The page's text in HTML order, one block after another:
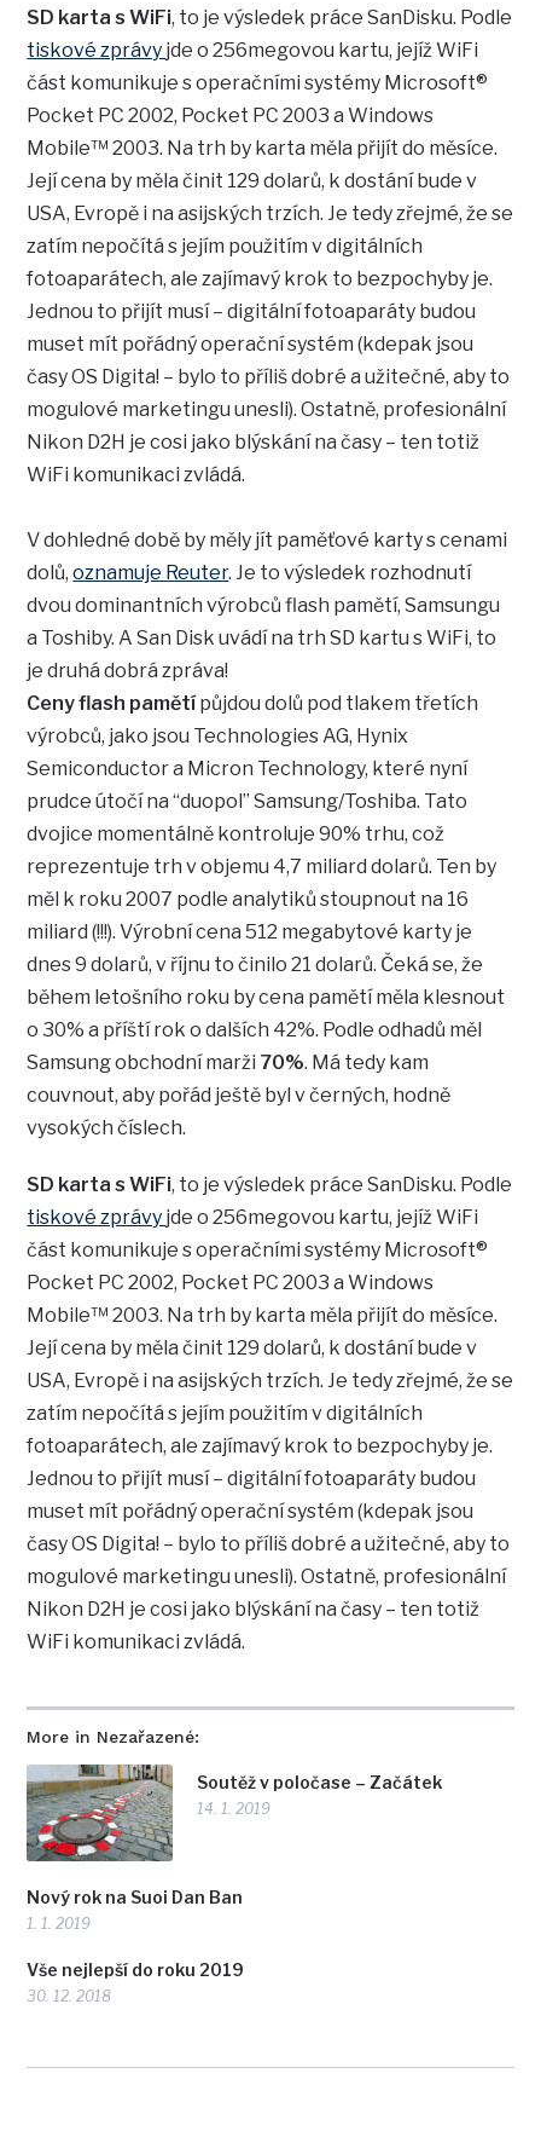
More in Nezařazené:
Soutěž v poločase – Začátek
14. 1. 2019
Nový rok na Suoi Dan Ban
1. 1. 2019
Vše nejlepší do roku 2019
30. 12. 2018
SD karta s WiFi, to je výsledek práce SanDisku. Podle
tiskové zprávy jde o 256megovou kartu, jejíž WiFi
část komunikuje s operačními systémy Microsoft®
Pocket PC 2002, Pocket PC 2003 a Windows
Mobile™ 2003. Na trh by karta měla přijít do měsíce.
Její cena by měla činit 129 dolarů, k dostání bude v
USA, Evropě i na asijských trzích. Je tedy zřejmé, že se
zatím nepočítá s jejím použitím v digitálních
fotoaparátech, ale zajímavý krok to bezpochyby je.
Jednou to přijít musí – digitální fotoaparáty budou
muset mít pořádný operační systém (kdepak jsou
časy OS Digita! – bylo to příliš dobré a užitečné, aby to
mogulové marketingu unesli). Ostatně, profesionální
Nikon D2H je cosi jako blýskání na časy – ten totiž
WiFi komunikaci zvládá.
V dohledné době by měly jít paměťové karty s cenami
dolů,oznamuje Reuter. Je to výsledek rozhodnutí
dvou dominantních výrobců flash pamětí, Samsungu
a Toshiby. A San Disk uvádí na trh SD kartu s WiFi, to
je druhá dobrá zpráva!
Ceny flash pamětípůjdou dolů pod tlakem třetích
výrobců, jako jsou Technologies AG, Hynix
Semiconductor a Micron Technology, které nyní
prudce útočí na “duopol” Samsung/Toshiba. Tato
dvojice momentálně kontroluje 90% trhu, což
reprezentuje trh v objemu 4,7 miliard dolarů. Ten by
měl k roku 2007 podle analytiků stoupnout na 16
miliard (!!!). Výrobní cena 512 megabytové karty je
dnes 9 dolarů, v říjnu to činilo 21 dolarů. Čeká se, že
během letošního roku by cena pamětí měla klesnout
o 30% a příští rok o dalších 42%. Podle odhadů měl
Samsung obchodní marži 70%. Má tedy kam
couvnout, aby pořád ještě byl v černých, hodně
vysokých číslech.
SD karta s WiFi, to je výsledek práce SanDisku. Podle
tiskové zprávy jde o 256megovou kartu, jejíž WiFi
část komunikuje s operačními systémy Microsoft®
Pocket PC 2002, Pocket PC 2003 a Windows
Mobile™ 2003. Na trh by karta měla přijít do měsíce.
Její cena by měla činit 129 dolarů, k dostání bude v
USA, Evropě i na asijských trzích. Je tedy zřejmé, že se
zatím nepočítá s jejím použitím v digitálních
fotoaparátech, ale zajímavý krok to bezpochyby je.
Jednou to přijít musí – digitální fotoaparáty budou
muset mít pořádný operační systém (kdepak jsou
časy OS Digita! – bylo to příliš dobré a užitečné, aby to
mogulové marketingu unesli). Ostatně, profesionální
Nikon D2H je cosi jako blýskání na časy – ten totiž
WiFi komunikaci zvládá.